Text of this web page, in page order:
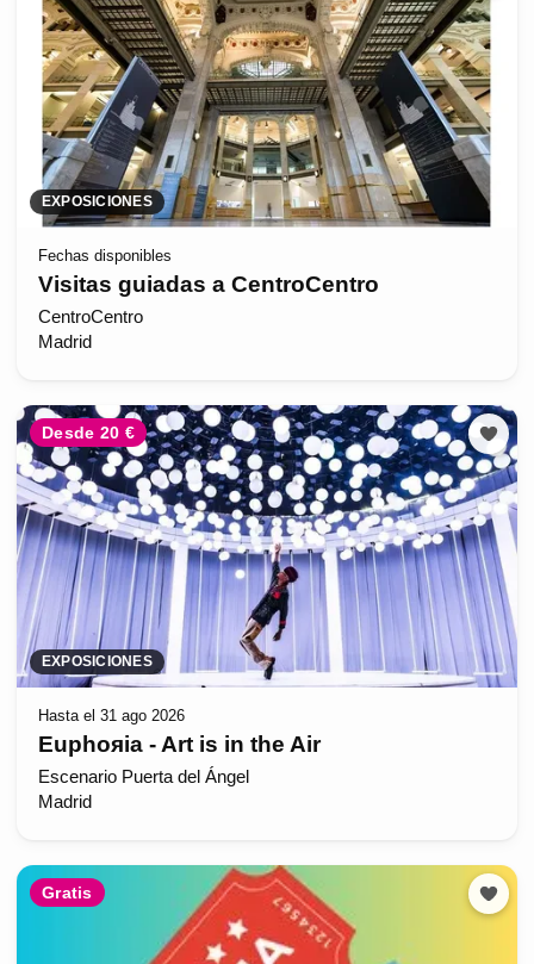
EXPOSICIONES
Fechas disponibles
Visitas guiadas a CentroCentro
CentroCentro
Madrid
Desde 20 €
EXPOSICIONES
Hasta el 31 ago 2026
Euphoяia - Art is in the Air
Escenario Puerta del Ángel
Madrid
Gratis